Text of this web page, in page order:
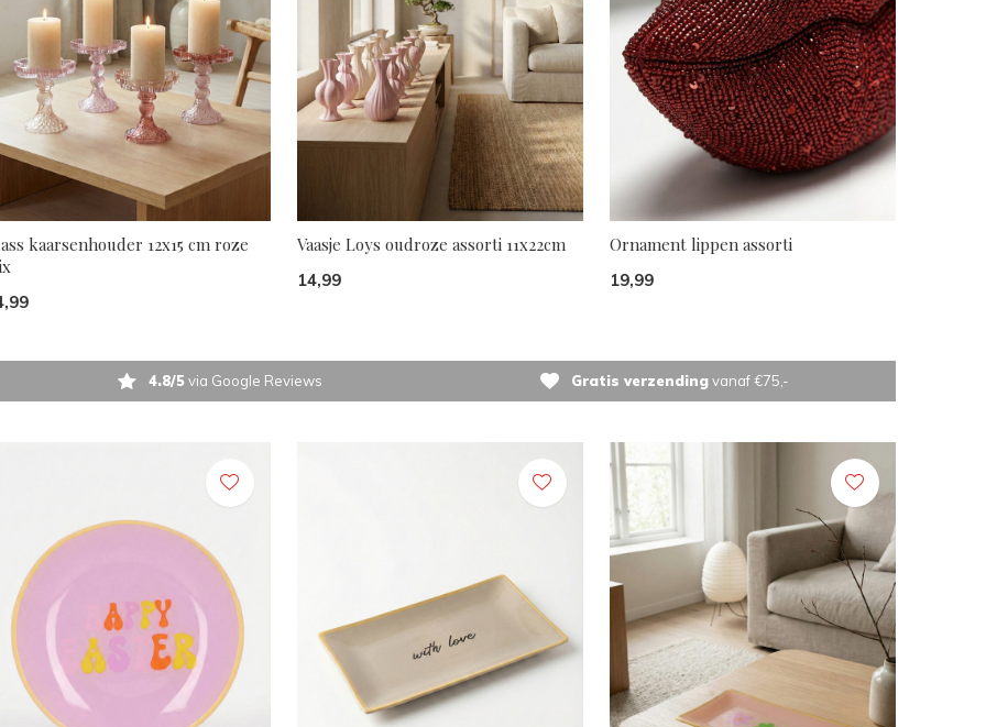
kaarsenhouder 12x15 cm roze
Vaasje Loys oudroze assorti 11x22cm
14,99
Ornament lippen assorti
19,99
4.8/5via Google Reviews Gratis verzendingvanaf €75,-